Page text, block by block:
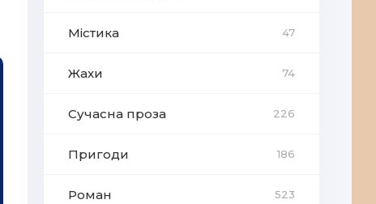
Містика 47
Жахи 74
Сучасна проза 226
Пригоди 186
Роман 523